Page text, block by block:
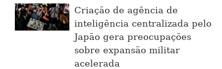
Criação de agência de
inteligência centralizada pelo
Japão gera preocupações
sobre expansão militar
acelerada